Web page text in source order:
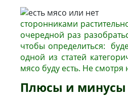
сторонниками
очередной раз
чтобы определиться:
одной из статей
мясо буду есть. Не смотря
Плюсы и минусы